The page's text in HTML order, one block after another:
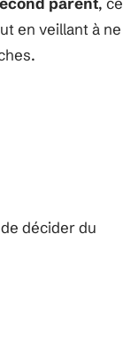
en veillant à ne
décider du